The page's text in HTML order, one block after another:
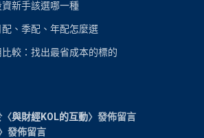
新手該選哪一種
、季配、年配怎麼選
較：找出最省成本的標的
〈與財經KOL的互動〉發佈留言
發佈留言